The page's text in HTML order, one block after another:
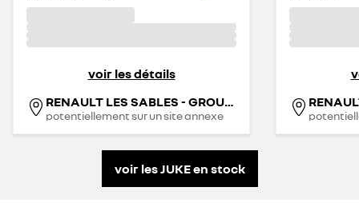
voir les détails
RENAULT LES SABLES - GROUPE JEAN ROUYER
potentiellement sur un site annexe
voir les JUKE en stock